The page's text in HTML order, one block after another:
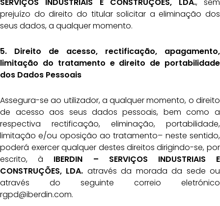
prejuízo do direito do titular solicitar a eliminação dos
seus dados, a qualquer momento.
5. Direito de acesso, rectificação, apagamento,
limitação do tratamento e direito de portabilidade
dos Dados Pessoais
Assegura-se ao utilizador, a qualquer momento, o direito
de acesso aos seus dados pessoais, bem como a
respectiva rectificação, eliminação, portabilidade,
limitação e/ou oposição ao tratamento– neste sentido,
poderá exercer qualquer destes direitos dirigindo-se, por
escrito, à IBERDIN – SERVIÇOS INDUSTRIAIS E
CONSTRUÇÕES, LDA. através da morada da sede ou
através do seguinte correio eletrónico
rgpd@iberdin.com.